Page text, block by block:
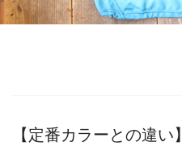
【定番カラーとの違い】